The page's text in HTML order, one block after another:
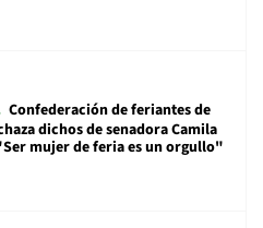
Confederación de feriantes de
dichos de senadora Camila
mujer de feria es un orgullo"